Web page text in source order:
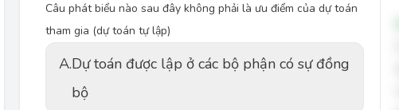
Câu phát biểu nào sau đây không phải là ưu điểm của dự toán
tham gia (dự toán tự lập)
A.Dự toán được lập ở các bộ phận có sự đồng
bộ